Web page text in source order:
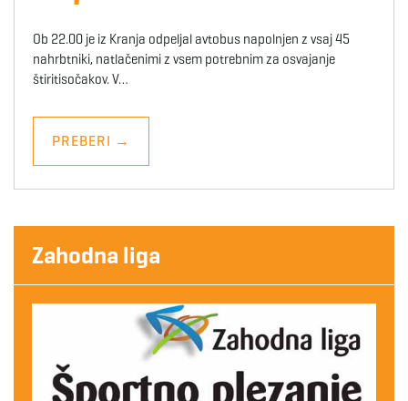
Ob 22.00 je iz Kranja odpeljal avtobus napolnjen z vsaj 45
nahrbtniki, natlačenimi z vsem potrebnim za osvajanje
štiritisočakov. V…
PREBERI →
Zahodna liga